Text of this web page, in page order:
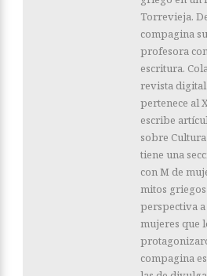
Torrevieja.
compagina
profesora
escritura.
revista digital
pertenece al
escribe
sobre
tiene una
con M de
mitos
perspectiva
mujeres que
compagina